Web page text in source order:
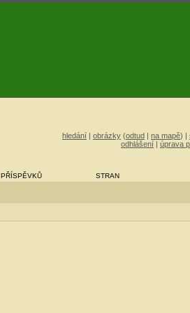
hledání | obrázky (odtud | na mapě) |
odhlášení | úprava
PŘÍSPĚVKŮ STRAN